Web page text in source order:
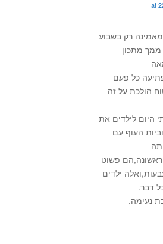
רק בשבוע
מתכון
כל פעם
הולכת על זה
היום לילדים את
העוף עם
פשוט
ילדים
דבר.
נעימה,